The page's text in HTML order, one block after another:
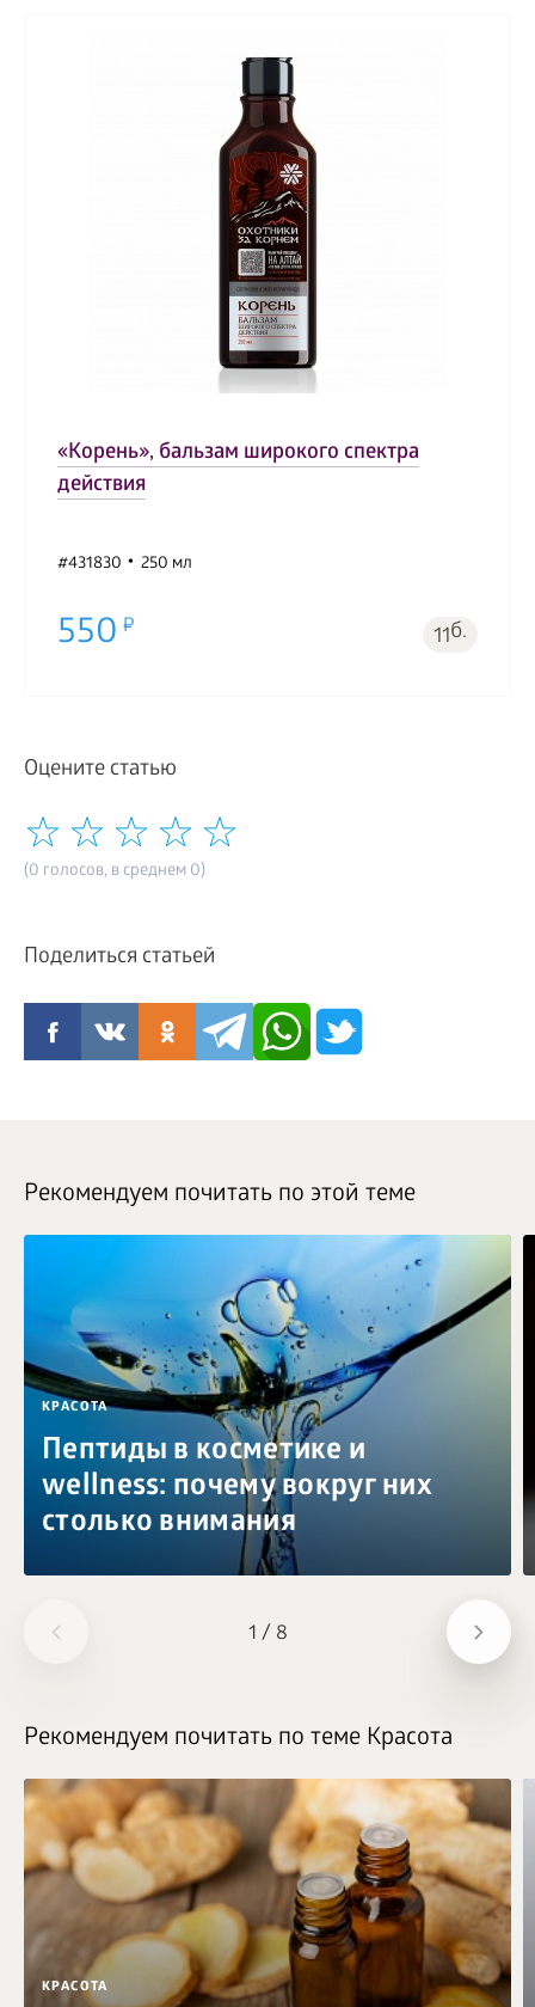
«Корень», бальзам широкого спектра
действия
#431830 250 мл
550 11б.
Оцените статью
(0 голосов, в среднем 0)
Поделиться статьей
1 / 8
Рекомендуем почитать по этой теме
КРАСОТА
Пептиды в косметике и
wellness: почему вокруг них
столько внимания
Рекомендуем почитать по теме Красота
КРАСОТА